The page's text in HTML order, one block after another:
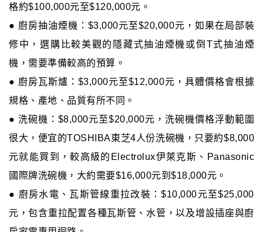
格約$100,000元至$120,000元。
● 廚房抽油煙機：$3,000元至$20,000元，如果在局部裝
修中，選購比較美觀的隱藏式抽油煙機或倒T式抽油煙
機，需要準備較高的預算。
● 廚房瓦斯爐：$3,000元至$12,000元，具體價格會根據
規格、產地、品質有所不同。
● 洗碗機：$8,000元至$20,000元，洗碗機價格浮動範圍
很大，便宜的TOSHIBA東芝4人份洗碗機，只要約$8,000
元就能買到，較高級的Electrolux伊萊克斯、Panasonic
國際牌洗碗機，大約需要$16,000元到$18,000元。
● 廚房水電、瓦斯管線重拉改裝：$10,000元至$25,000
元，包含重拉配置各種瓦斯管、水管，以及增設插座與廚